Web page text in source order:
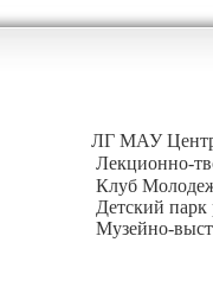
ЛГ МАУ Центр
Лекционно-
Клуб
Детский парк
Музейно-